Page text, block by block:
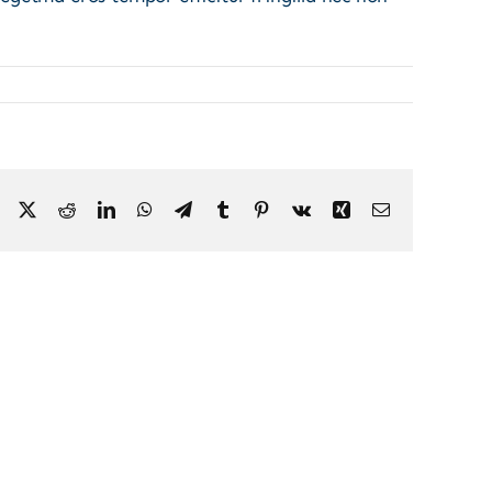
Facebook RedditLinkedInWhatsApp
TelegramTumblr PinterestVk Xing Email